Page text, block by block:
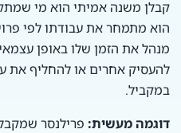
קבלן משנה אמיתי הוא מי
הוא מתמחר את עבודתו לפי
מנהל את הזמן שלו באופן
להעסיק אחרים או להחליף את
במקביל.
דוגמה מעשית: פרילנסר